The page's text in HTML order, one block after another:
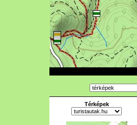
Térképek